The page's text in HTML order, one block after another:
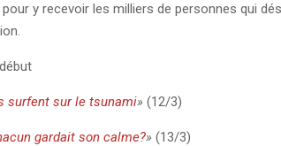
y recevoir les milliers de personnes qui
surfent sur le tsunami» (12/3)
gardait son calme?» (13/3)